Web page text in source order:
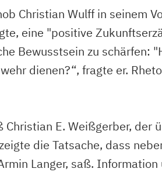
Christian Wulff in seinem
eine "positive
Bewusstsein zu schärfen:
dienen?“, fragte er.
E. Weißgerber, der
die Tatsache, dass
Langer, saß.